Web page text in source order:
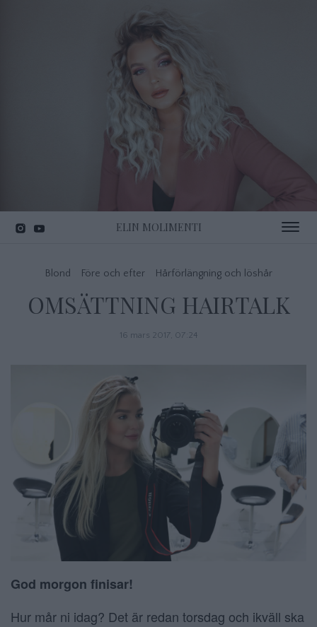
ELIN MOLIMENTI Toggle
Blond Före och efter Hårförlängning och löshår
OMSÄTTNING HAIRTALK
16 mars 2017, 07:24
God morgon finisar!
Hur mår ni idag? Det är redan torsdag och ikväll ska